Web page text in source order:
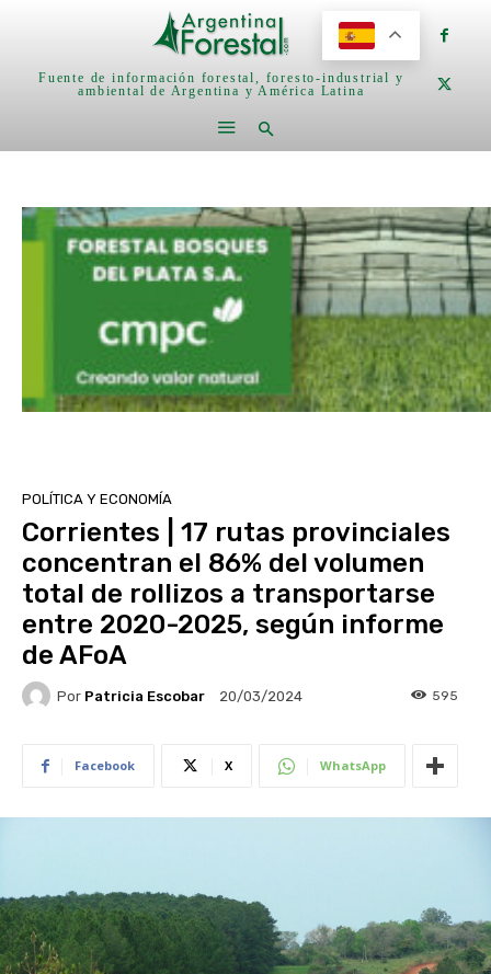
Fuente de información forestal, foresto-industrial y
ambiental de Argentina y América Latina
POLÍTICA Y ECONOMÍA
Corrientes | 17 rutas provinciales
concentran el 86% del volumen
total de rollizos a transportarse
entre 2020-2025, según informe
de AFoA
Por Patricia Escobar 20/03/2024 595
Facebook X WhatsApp